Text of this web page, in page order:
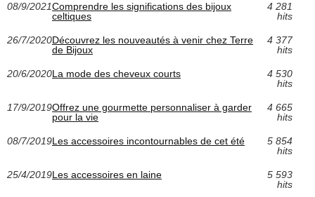
08/9/2021Comprendre les significations des bijoux
celtiques
4 281
hits
26/7/2020Découvrez les nouveautés à venir chez Terre
de Bijoux
4 377
hits
20/6/2020La mode des cheveux courts
4 530
hits
17/9/2019Offrez une gourmette personnaliser à garder
pour la vie
4 665
hits
08/7/2019Les accessoires incontournables de cet été
5 854
hits
25/4/2019Les accessoires en laine
5 593
hits